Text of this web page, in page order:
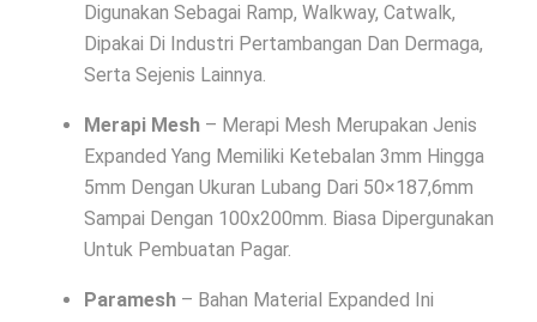
Digunakan Sebagai Ramp, Walkway, Catwalk,
Dipakai Di Industri Pertambangan Dan Dermaga,
Serta Sejenis Lainnya.
Merapi Mesh – Merapi Mesh Merupakan Jenis
Expanded Yang Memiliki Ketebalan 3mm Hingga
5mm Dengan Ukuran Lubang Dari 50×187,6mm
Sampai Dengan 100x200mm. Biasa Dipergunakan
Untuk Pembuatan Pagar.
Paramesh – Bahan Material Expanded Ini